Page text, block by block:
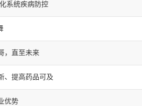
系统疾病防控
，直至未来
、提高药品可及
优势